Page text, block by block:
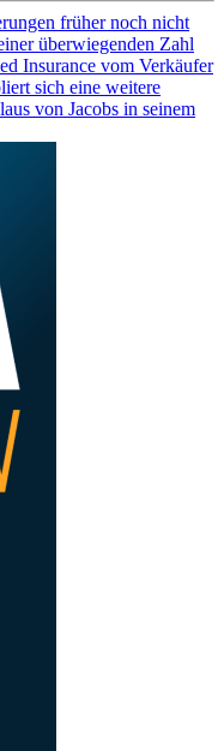
früher noch nicht
überwiegenden Zahl
Insurance vom Verkäufer
sich eine weitere
von Jacobs in seinem